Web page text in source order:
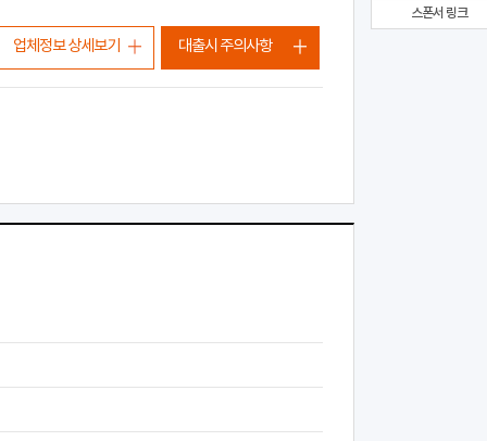
업체정보 상세보기 대출시 주의사항
스폰서 링크